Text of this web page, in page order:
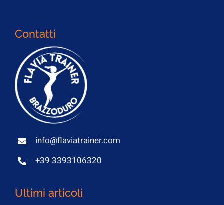
Contatti
info@flaviatrainer.com
+39 3393106320
Ultimi articoli